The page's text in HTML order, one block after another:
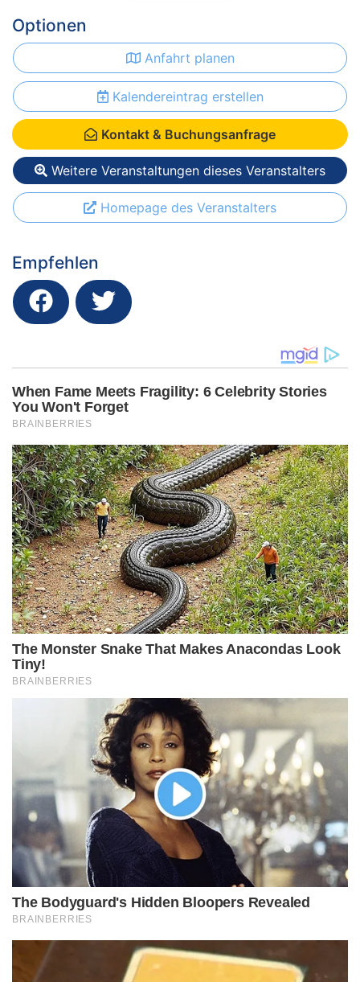
Optionen
Anfahrt planen
Kalendereintrag erstellen
Kontakt & Buchungsanfrage
Weitere Veranstaltungen dieses Veranstalters
Homepage des Veranstalters
Empfehlen